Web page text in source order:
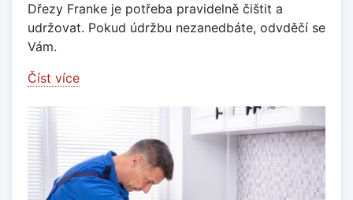
Dřezy Franke je potřeba pravidelně čištit a
udržovat. Pokud údržbu nezanedbáte, odvděčí se
Vám.
Číst více